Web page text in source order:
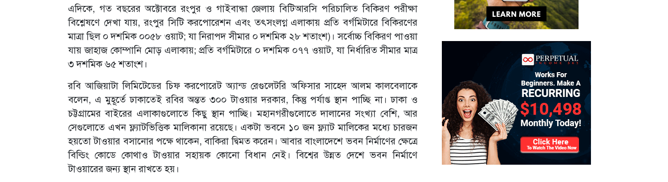
এদিকে, গত বছরের অক্টোবরে রংপুর ও গাইবান্ধা জেলায় বিটিআরসি পরিচালিত বিকিরণ পরীক্ষা
বিশ্লেষণে দেখা যায়, রংপুর সিটি করপোরেশন এবং তৎসংলগ্ন এলাকায় প্রতি বর্গমিটারে বিকিরণের
মাত্রা ছিল ০ দশমিক ০০৫৮ ওয়াট; যা নিরাপদ সীমার ০ দশমিক ২৮ শতাংশ)। সর্বোচ্চ বিকিরণ পাওয়া
যায় জাহাজ কোম্পানি মোড় এলাকায়; প্রতি বর্গমিটারে ০ দশমিক ০৭৭ ওয়াট, যা নির্ধারিত সীমার মাত্র
৩ দশমিক ৬৫ শতাংশ।
রবি আজিয়াটা লিমিটেডের চিফ করপোরেট অ্যান্ড রেগুলেটরি অফিসার সাহেদ আলম কালবেলাকে
বলেন, এ মুহূর্তে ঢাকাতেই রবির অন্তত ৩০০ টাওয়ার দরকার, কিন্তু পর্যাপ্ত স্থান পাচ্ছি না। ঢাকা ও
চট্টগ্রামের বাইরের এলাকাগুলোতে কিছু স্থান পাচ্ছি। মহানগরীগুলোতে দালানের সংখ্যা বেশি, আর
সেগুলোতে এখন ফ্ল্যাটভিত্তিক মালিকানা রয়েছে। একটা ভবনে ১০ জন ফ্ল্যাট মালিকের মধ্যে চারজন
হয়তো টাওয়ার বসানোর পক্ষে থাকেন, বাকিরা দ্বিমত করেন। আবার বাংলাদেশে ভবন নির্মাণের ক্ষেত্রে
বিল্ডিং কোডে কোথাও টাওয়ার সহায়ক কোনো বিধান নেই। বিশ্বের উন্নত দেশে ভবন নির্মাণে
টাওয়ারের জন্য স্থান রাখতে হয়।